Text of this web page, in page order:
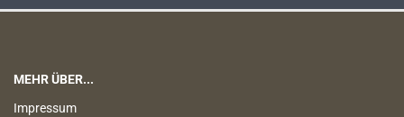
MEHR ÜBER...
Impressum